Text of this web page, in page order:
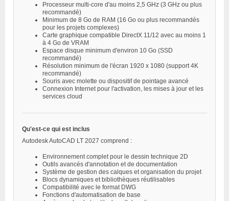
Processeur multi-core d'au moins 2,5 GHz (3 GHz ou plus
recommandé)
Minimum de 8 Go de RAM (16 Go ou plus recommandés
pour les projets complexes)
Carte graphique compatible DirectX 11/12 avec au moins 1
à 4 Go de VRAM
Espace disque minimum d'environ 10 Go (SSD
recommandé)
Résolution minimum de l'écran 1920 x 1080 (support 4K
recommandé)
Souris avec molette ou dispositif de pointage avancé
Connexion Internet pour l'activation, les mises à jour et les
services cloud
Qu'est-ce qui est inclus
Autodesk AutoCAD LT 2027 comprend :
Environnement complet pour le dessin technique 2D
Outils avancés d'annotation et de documentation
Système de gestion des calques et organisation du projet
Blocs dynamiques et bibliothèques réutilisables
Compatibilité avec le format DWG
Fonctions d'automatisation de base